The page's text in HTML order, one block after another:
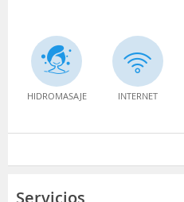
HIDROMASAJE INTERNET
Servicios